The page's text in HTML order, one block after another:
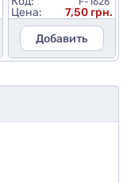
Цена:
7,50 грн.
Добавить